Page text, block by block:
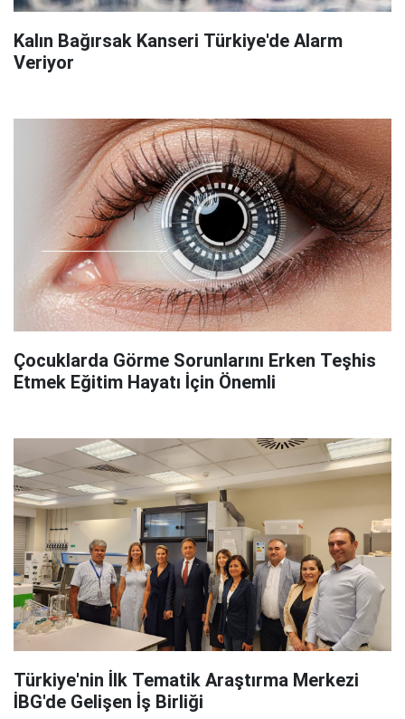
Kalın Bağırsak Kanseri Türkiye'de Alarm
Veriyor
Çocuklarda Görme Sorunlarını Erken Teşhis
Etmek Eğitim Hayatı İçin Önemli
Türkiye'nin İlk Tematik Araştırma Merkezi
İBG'de Gelişen İş Birliği